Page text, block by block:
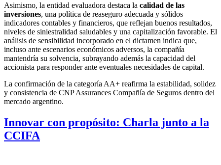
Asimismo, la entidad evaluadora destaca la calidad de las
inversiones, una política de reaseguro adecuada y sólidos
indicadores contables y financieros, que reflejan buenos resultados,
niveles de siniestralidad saludables y una capitalización favorable. El
análisis de sensibilidad incorporado en el dictamen indica que,
incluso ante escenarios económicos adversos, la compañía
mantendría su solvencia, subrayando además la capacidad del
accionista para responder ante eventuales necesidades de capital.
La confirmación de la categoría AA+ reafirma la estabilidad, solidez
y consistencia de CNP Assurances Compañía de Seguros dentro del
mercado argentino.
Innovar con propósito: Charla junto a la
CCIFA